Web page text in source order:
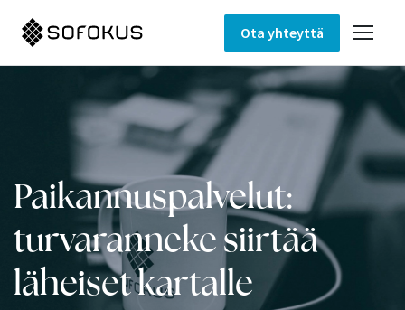
Ota yhteyttä
Paikannuspalvelut:
turvaranneke siirtää
läheiset kartalle